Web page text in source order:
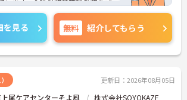
。住宅手当等待遇面の良さも魅力
る方には、面接対策ポイントな
お話しいたしますのでお気軽にご
を見る 無料 紹介してもらう
更新日：2026年08月05日
尾ケアセンターそよ風 株式会社SOYOKAZE